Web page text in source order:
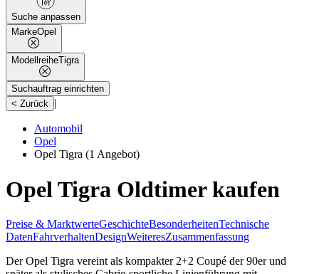
Suche anpassen
MarkeOpel
ModellreiheTigra
Suchauftrag einrichten
< Zurück |
Automobil
Opel
Opel Tigra (1 Angebot)
Opel Tigra Oldtimer kaufen
Preise & MarktwerteGeschichteBesonderheitenTechnische
DatenFahrverhaltenDesignWeiteresZusammenfassung
Der Opel Tigra vereint als kompakter 2+2 Coupé der 90er und